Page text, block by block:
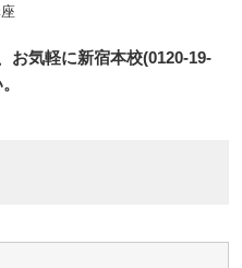
お気軽に新宿本校(0120-19-